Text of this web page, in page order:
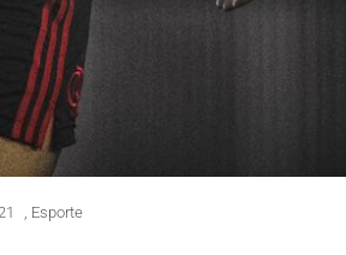
, Esporte